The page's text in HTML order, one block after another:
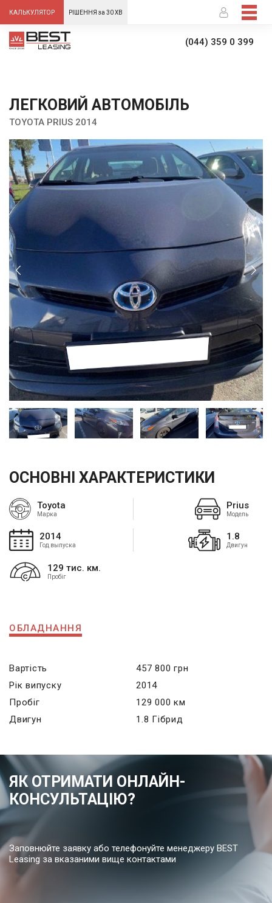
КАЛЬКУЛЯТОР РІШЕННЯ за 30 ХВ
(044) 359 0 399
ЛЕГКОВИЙ АВТОМОБІЛЬ
TOYOTA PRIUS 2014
ОСНОВНІ ХАРАКТЕРИСТИКИ
Toyota
Марка
Prius
Модель
2014
Год выпуска
1.8
Двигун
129 тис. км.
Пробіг
ОБЛАДНАННЯ
Вартість
457 800 грн
Рік випуску
2014
Пробіг
129 000 км
Двигун
1.8 Гібрид
ЯК ОТРИМАТИ ОНЛАЙН-
КОНСУЛЬТАЦІЮ?
Заповнюйте заявку або телефонуйте менеджеру BEST
Leasing за вказаними вище контактами